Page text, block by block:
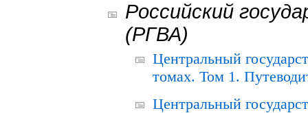
Российский
(РГВА)
Центральный
томах. Том 1.
Центральный